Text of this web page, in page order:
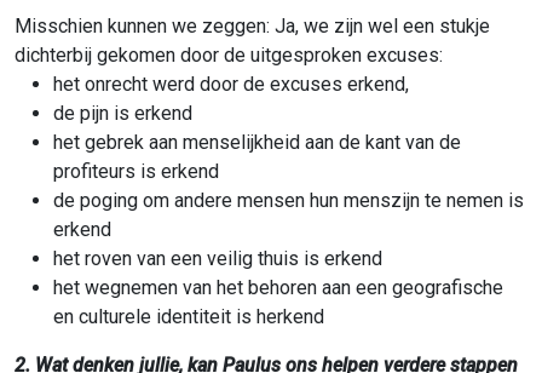
Misschien kunnen we zeggen: Ja, we zijn wel een stukje
dichterbij gekomen door de uitgesproken excuses:
het onrecht werd door de excuses erkend,
de pijn is erkend
het gebrek aan menselijkheid aan de kant van de
profiteurs is erkend
de poging om andere mensen hun menszijn te nemen is
erkend
het roven van een veilig thuis is erkend
het wegnemen van het behoren aan een geografische
en culturele identiteit is herkend
2. Wat denken jullie, kan Paulus ons helpen verdere stappen